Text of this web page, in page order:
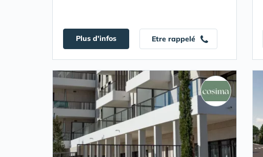
Plus d'infos Etre rappelé